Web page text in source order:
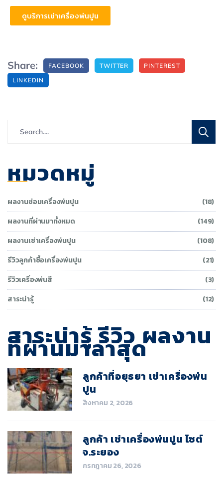
ดูบริการเช่าเครื่องพ่นปูน
Share: FACEBOOK TWITTER
PINTEREST
LINKEDIN
หมวดหมู่
ผลงานซ่อมเครื่องพ่นปูน
(18)
ผลงานที่ผ่านมาทั้งหมด
(149)
ผลงานเช่าเครื่องพ่นปูน
(108)
รีวิวลูกค้าซื้อเครื่องพ่นปูน
(21)
รีวิวเครื่องพ่นสี
(3)
สาระน่ารู้
(12)
สาระน่ารู้ รีวิว ผลงาน
ที่ผ่านมาล่าสุด
สิงหาคม 2, 2026
ลูกค้าที่อยุธยา เช่าเครื่องพ่น
ปูน
กรกฎาคม 26, 2026
ลูกค้า เช่าเครื่องพ่นปูน ไซต์
จ.ระยอง